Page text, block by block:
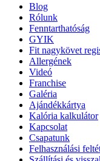
Blog
Rólunk
Fenntarthatóság
GYIK
Fit nagykövet
Allergének
Videó
Franchise
Galéria
Ajándékkártya
Kalória kalkulátor
Kapcsolat
Csapatunk
Felhasználási